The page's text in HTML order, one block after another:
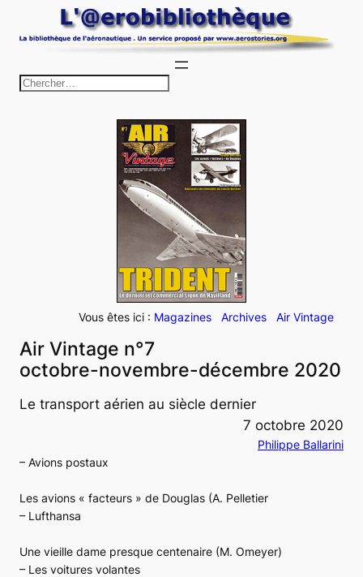
au
r
c
h
e
r
Vous êtes ici : Magazines Archives Air Vintage
Air Vintage n°7
octobre-novembre-décembre 2020
Le transport aérien au siècle dernier
7 octobre 2020
Philippe Ballarini
– Avions postaux
Les avions « facteurs » de Douglas (A. Pelletier
– Lufthansa
Une vieille dame presque centenaire (M. Omeyer)
– Les voitures volantes